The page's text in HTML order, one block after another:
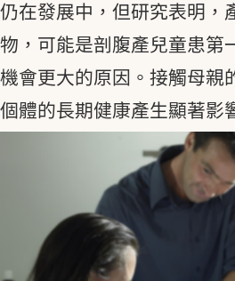
仍在發展中，但研究表明，
物，可能是剖腹產兒童患第
機會更大的原因。接觸母親
個體的長期健康產生顯著影